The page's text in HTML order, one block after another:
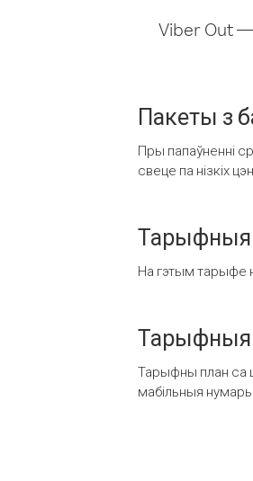
Viber Out —
Пакеты з
Пры папаўненні
свеце па нізкіх
Тарыфныя
На гэтым тарыфе
Тарыфныя
Тарыфны план са
мабільныя